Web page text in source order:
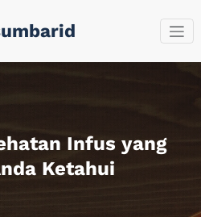
Infus yang
Ketahui